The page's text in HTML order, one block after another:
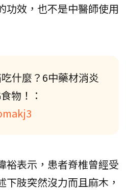
功效，也不是中醫師使用
什麼？6中藥材消炎
物！：
裕表示，患者脊椎曾經受
肢突然沒力而且麻木，